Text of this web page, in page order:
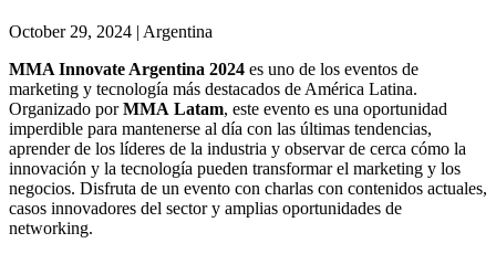
October 29, 2024 | Argentina
MMA Innovate Argentina 2024 es uno de los eventos de
marketing y tecnología más destacados de América Latina.
Organizado porMMA Latam, este evento es una oportunidad
imperdible para mantenerse al día con las últimas tendencias,
aprender de los líderes de la industria y observar de cerca cómo la
innovación y la tecnología pueden transformar el marketing y los
negocios. Disfruta de un evento con charlas con contenidos actuales,
casos innovadores del sector y amplias oportunidades de
networking.